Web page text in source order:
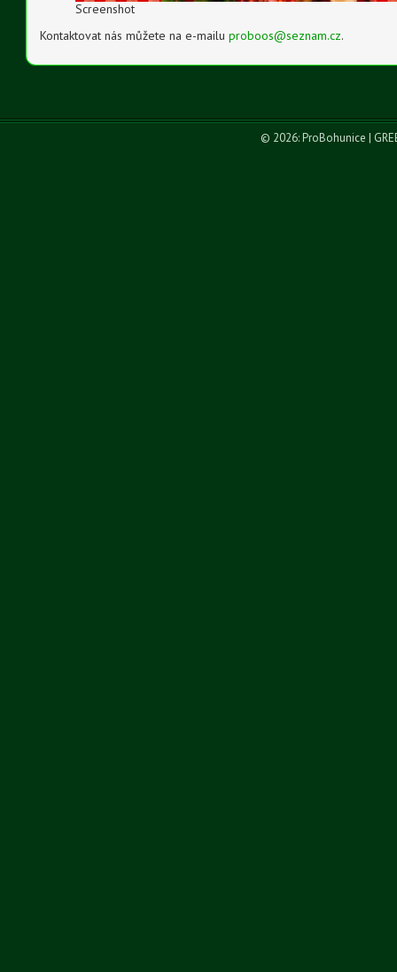
Screenshot
Kontaktovat nás můžete na e-mailu proboos@seznam.cz.
© 2026: ProBohunice |